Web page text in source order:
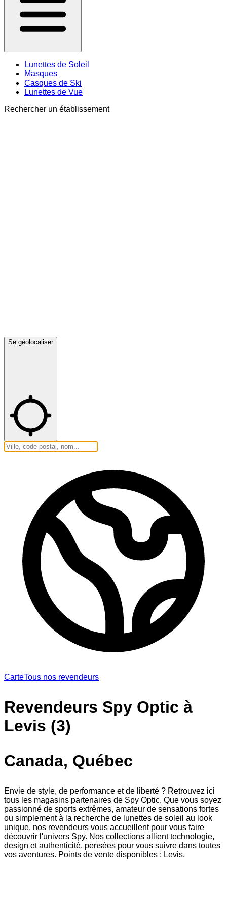
Lunettes de Soleil
Masques
Casques de Ski
Lunettes de Vue
Rechercher un établissement
Se géolocaliser
CarteTous nos revendeurs
Revendeurs Spy Optic à
Levis (3)
Canada, Québec
Envie de style, de performance et de liberté ? Retrouvez ici
tous les magasins partenaires de Spy Optic. Que vous soyez
passionné de sports extrêmes, amateur de sensations fortes
ou simplement à la recherche de lunettes de soleil au look
unique, nos revendeurs vous accueillent pour vous faire
découvrir l'univers Spy. Nos collections allient technologie,
design et authenticité, pensées pour vous suivre dans toutes
vos aventures. Points de vente disponibles : Levis.